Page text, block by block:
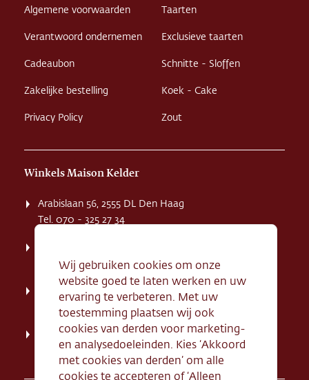
Algemene voorwaarden
Verantwoord ondernemen
Cadeaubon
Zakelijke bestelling
Privacy Policy
Taarten
Exclusieve taarten
Schnitte - Sloffen
Koek - Cake
Zout
Winkels Maison Kelder
Arabislaan 56, 2555 DL Den Haag
Tel. 070 - 325 27 34
Tel. 070 - 324 94 09
Kerkstraat 71, 2242 HD Wassenaar
Tel. 070 - 517 95 07
Dorpsstraat 134, 2712 AN Zoetermeer
Tel. 079 - 316 78 95
Wij gebruiken cookies om onze
website goed te laten werken en uw
ervaring te verbeteren. Met uw
toestemming plaatsen wij ook
cookies van derden voor marketing-
en analysedoeleinden. Kies ‘Akkoord
met cookies van derden’ om alle
cookies te accepteren of ‘Alleen